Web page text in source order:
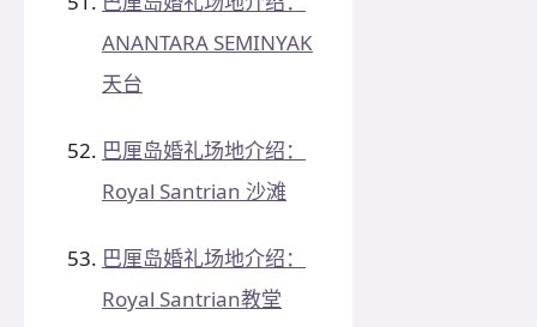
ANANTARA SEMINYAK
天台
巴厘岛婚礼场地介绍：
Royal Santrian 沙滩
巴厘岛婚礼场地介绍：
Royal Santrian教堂